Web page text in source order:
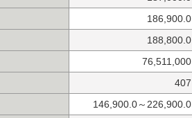
186,900.0
188,800.0
76,511,000
407
146,900.0～226,900.0